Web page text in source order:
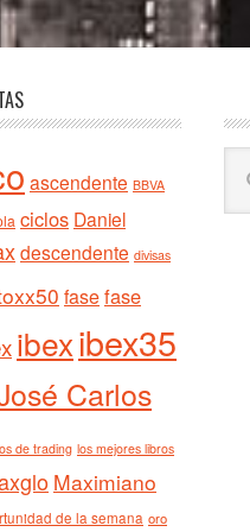
ascendente BBVA
ciclos Daniel
descendente divisas
fasefase
ibexibex35
Carlos
de trading los mejores libros
Maximiano
de la semana oro